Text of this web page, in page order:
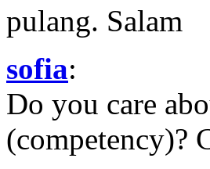
pulang. Salam
sofia:
Do you care
(competency)?